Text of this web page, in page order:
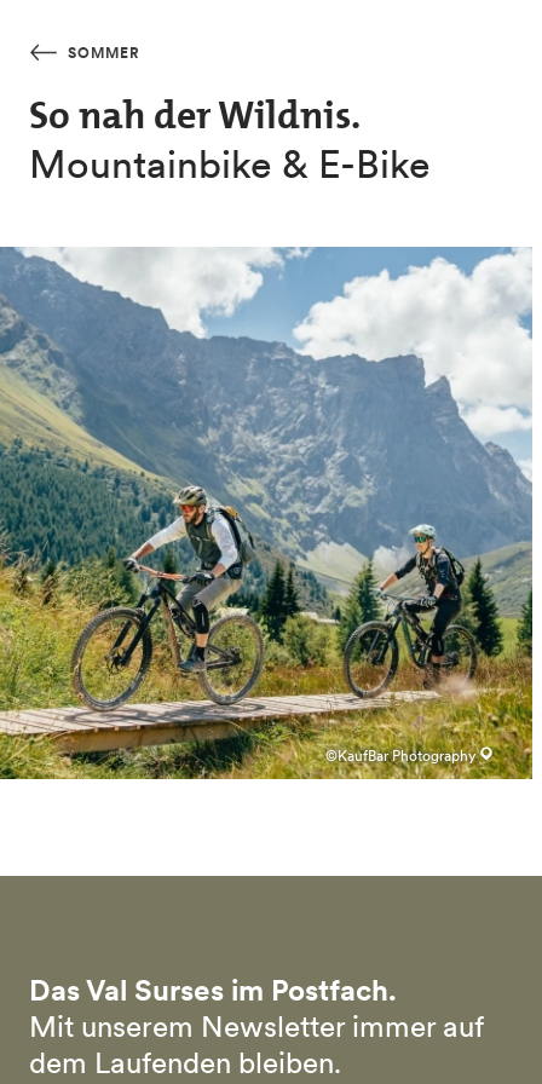
SOMMER
So nah der Wildnis.
Mountainbike & E-Bike
©KaufBar Photography
Das Val Surses im Postfach.
Mit unserem Newsletter immer auf
dem Laufenden bleiben.